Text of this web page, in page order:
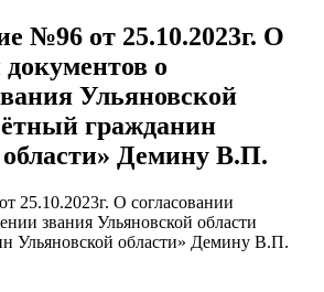
№96 от 25.10.2023г. О
документов о
Ульяновской
гражданин
Демину В.П.
25.10.2023г. О согласовании
звания Ульяновской области
Ульяновской области» Демину В.П.